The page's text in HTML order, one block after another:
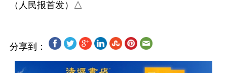
分享到：